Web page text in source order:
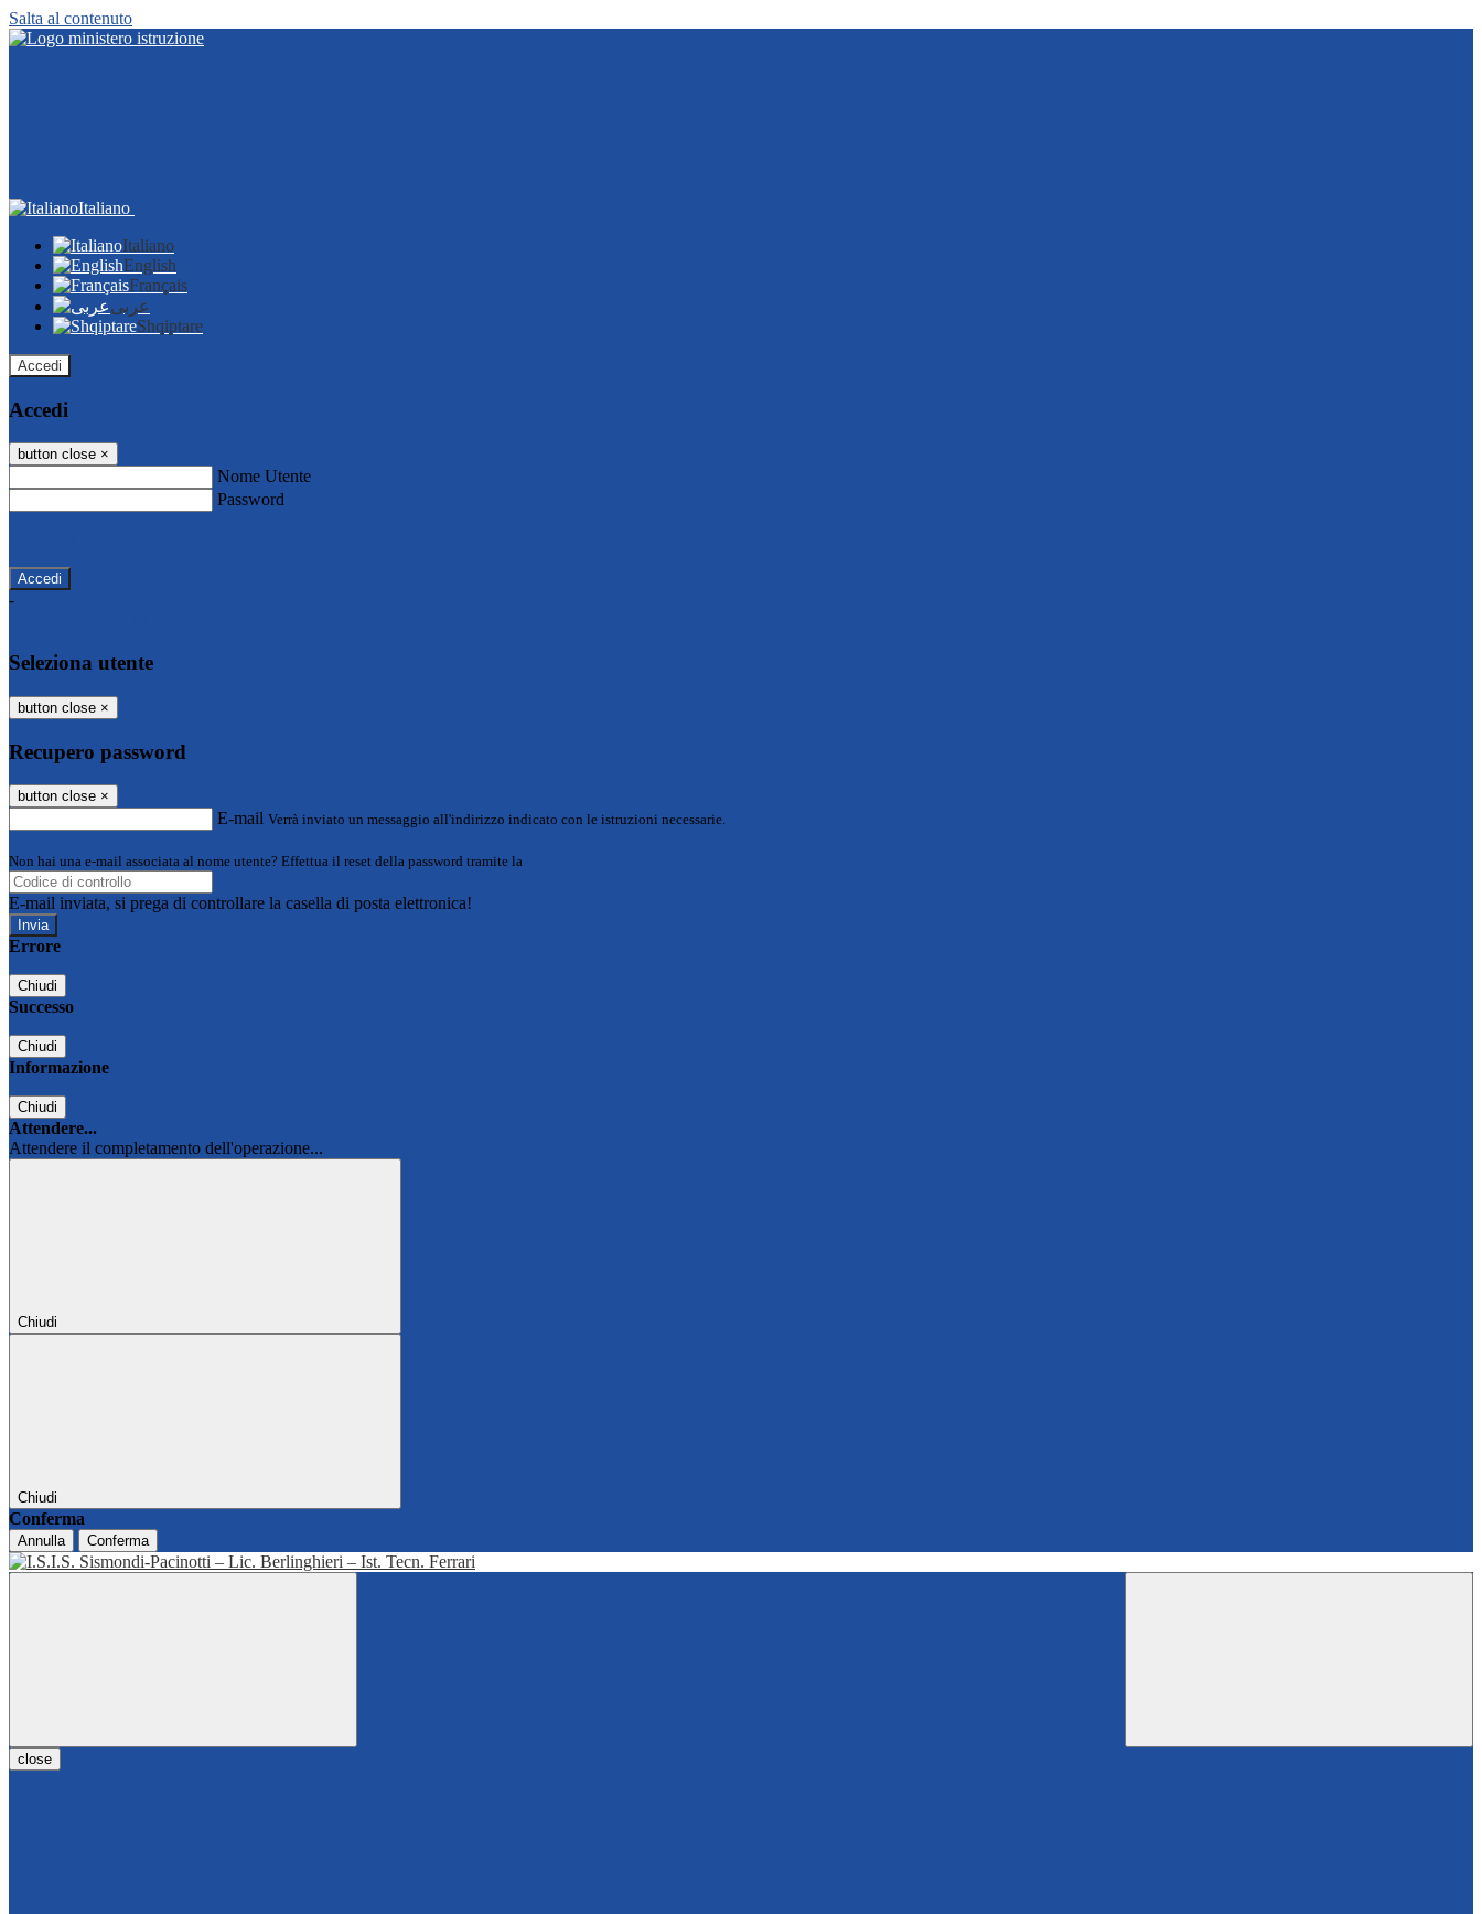
Salta al contenuto
Italiano
Italiano
English
Français
عربى
Shqiptare
Accedi
Accedi
button close ×
Nome Utente
Password
-
Seleziona utente
button close ×
Recupero password
button close ×
E-mail Verrà inviato un messaggio all'indirizzo indicato con le istruzioni necessarie.
Non hai una e-mail associata al nome utente? Effettua il reset della password tramite la
E-mail inviata, si prega di controllare la casella di posta elettronica!
Errore
Chiudi
Successo
Chiudi
Informazione
Chiudi
Attendere...
Attendere il completamento dell'operazione...
Chiudi
Chiudi
Conferma
Annulla Conferma
close